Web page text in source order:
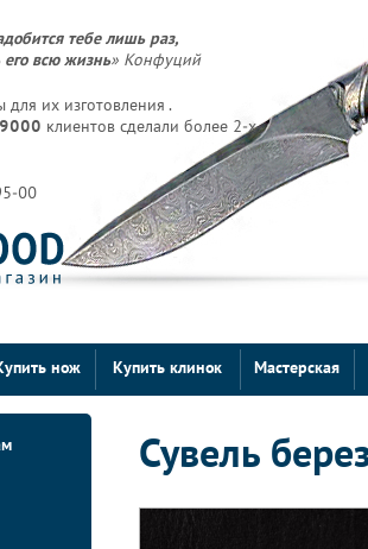
тебе лишь раз,
всю жизнь» Конфуций
их изготовления .
клиентов сделали более 2-х
00
нож Купить клинок Мастерская
Сувель